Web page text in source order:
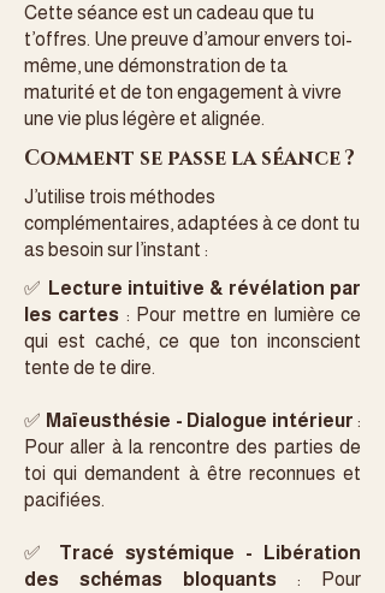
Cette séance est un cadeau que tu
t’offres. Une preuve d’amour envers toi-
même, une démonstration de ta
maturité et de ton engagement à vivre
une vie plus légère et alignée.
Comment se passe la séance ?
J’utilise trois méthodes
complémentaires, adaptées à ce dont tu
as besoin sur l’instant :
✅ Lecture intuitive & révélation par
les cartes : Pour mettre en lumière ce
qui est caché, ce que ton inconscient
tente de te dire.
✅ Maïeusthésie - Dialogue intérieur :
Pour aller à la rencontre des parties de
toi qui demandent à être reconnues et
pacifiées.
✅ Tracé systémique - Libération
des schémas bloquants : Pour